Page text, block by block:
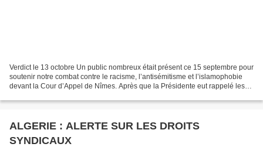
Verdict le 13 octobre Un public nombreux était présent ce 15 septembre pour
soutenir notre combat contre le racisme, l’antisémitisme et l’islamophobie
devant la Cour d’Appel de Nîmes. Après que la Présidente eut rappelé les
ALGERIE : ALERTE SUR LES DROITS
SYNDICAUX